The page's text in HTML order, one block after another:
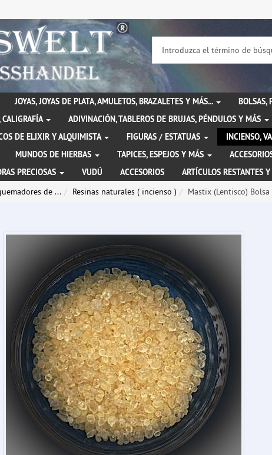
JOYAS, JOYAS DE PLATA, AMULETOS, BRAZALETES Y MÁS...
BOLSAS,
CALIGRAFÍA
ADIVINACIÓN, TABLEROS DE BRUJAS, PÉNDULOS Y MÁS
DE ELIXIR Y ALQUIMISTA FIGURAS / ESTATUAS
INCIENSO,
MUNDOS DE HIERBAS TAPICES, ESPEJOS Y MÁS
PRECIOSAS VUDÚ ACCESORIOS
ARTÍCULOS RESTANTES
de ... Resinas naturales ( incienso ) Mastix (Lentisco)